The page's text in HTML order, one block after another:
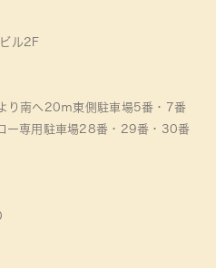
ル2F
り南へ20ｍ東側駐車場5番・7番
ー専用駐車場28番・29番・30番